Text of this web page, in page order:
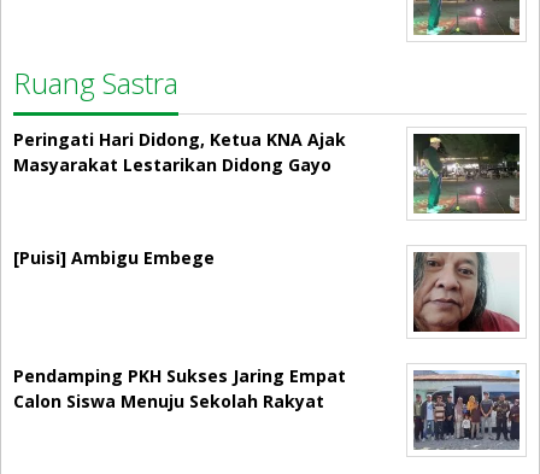
Ruang Sastra
Peringati Hari Didong, Ketua KNA Ajak
Masyarakat Lestarikan Didong Gayo
[Puisi] Ambigu Embege
Pendamping PKH Sukses Jaring Empat
Calon Siswa Menuju Sekolah Rakyat